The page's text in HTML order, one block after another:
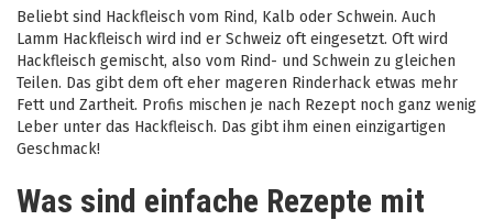
Beliebt sind Hackfleisch vom Rind, Kalb oder Schwein. Auch
Lamm Hackfleisch wird ind er Schweiz oft eingesetzt. Oft wird
Hackfleisch gemischt, also vom Rind- und Schwein zu gleichen
Teilen. Das gibt dem oft eher mageren Rinderhack etwas mehr
Fett und Zartheit. Profis mischen je nach Rezept noch ganz wenig
Leber unter das Hackfleisch. Das gibt ihm einen einzigartigen
Geschmack!
Was sind einfache Rezepte mit